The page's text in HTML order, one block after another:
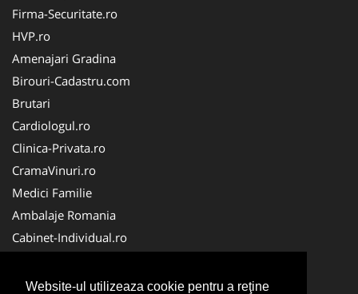
Website-ul utilizeaza cookie pentru a reţine
Firma-Securitate.ro
HVP.ro
Amenajari Gradina
Birouri-Cadastru.com
Brutari
Cardiologul.ro
Clinica-Privata.ro
CramaVinuri.ro
Medici Familie
Ambalaje Romania
Cabinet-Individual.ro
CentruInchirieri.ro